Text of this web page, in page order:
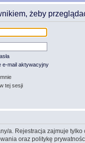
żeby
e-mail aktywacyjny
tej sesji
a. Rejestracja zajmuje
oraz politykę